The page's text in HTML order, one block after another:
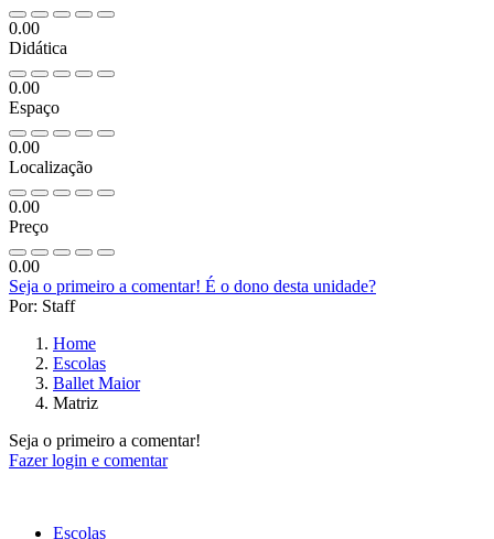
0.00
Didática
0.00
Espaço
0.00
Localização
0.00
Preço
0.00
Seja o primeiro a comentar! É o dono desta unidade?
Por: Staff
Home
Escolas
Ballet Maior
Matriz
Seja o primeiro a comentar!
Fazer login e comentar
Escolas